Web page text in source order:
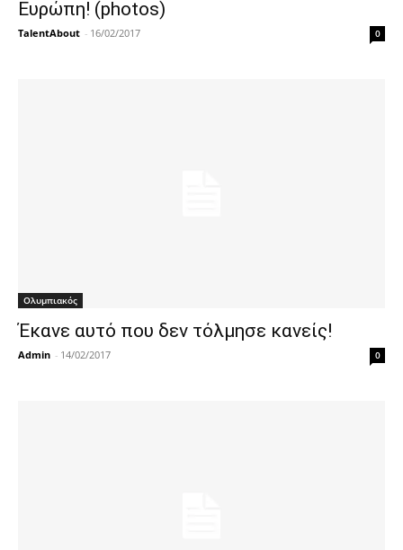
Ευρώπη! (photos)
TalentAbout - 16/02/2017 0
Ολυμπιακός
Έκανε αυτό που δεν τόλμησε κανείς!
Admin - 14/02/2017 0